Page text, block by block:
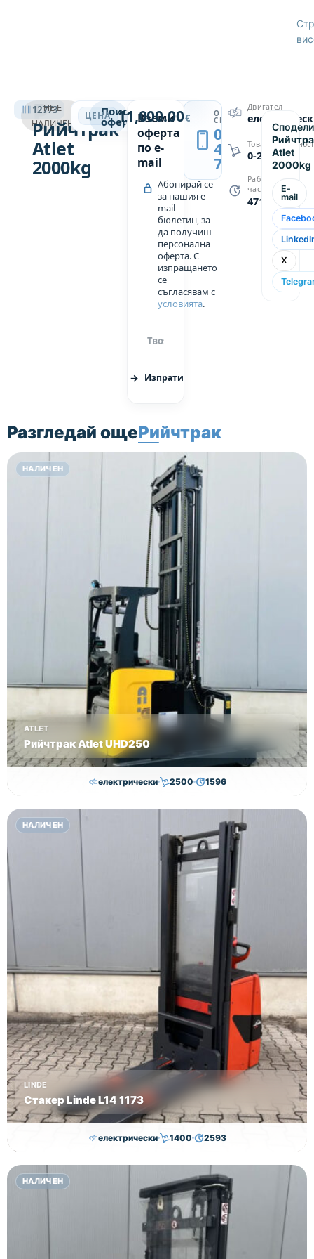
12773
НЕ Е
НАЛИЧЕН
РИЙЧТРАК
Рийчтрак
Atlet
2000kg
ЦЕНА 11,000.00€
Поискай
оферта →
Вземи
оферта
по e-
mail
Абонирай се
за нашия e-
mail
бюлетин, за
да получиш
персонална
оферта. С
изпращането
се
съгласявам с
условията.
Изпрати
ОБАДИ
СЕ
0889
439
749
Двигател
Товароподемност
0-2000
Работни
часове
4711
Сподели
Atlet
2000kg
E-
mail
X
Разгледай ощеРийчтрак
НАЛИЧЕН
ATLET
Рийчтрак Atlet UHD250
електрически 2500 1596
11,000.00€10,750.00€
Височина Състояние
втора употреба
НАЛИЧЕН
LINDE
Стакер Linde L14 1173
електрически 1400 2593
7,000.00€6,500.00€
Височина Състояние
втора употреба
НАЛИЧЕН